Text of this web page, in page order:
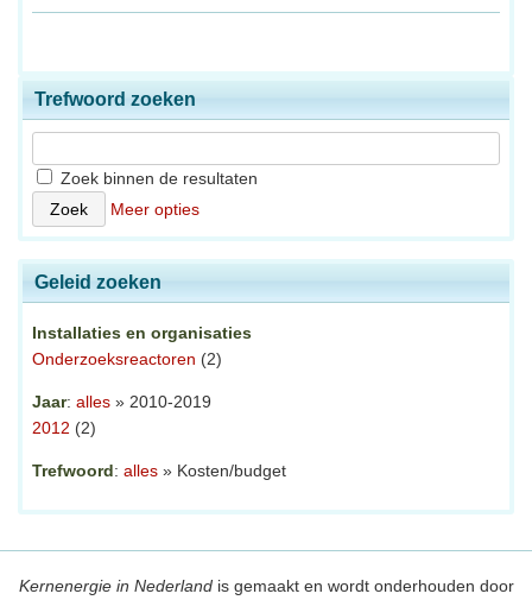
Trefwoord zoeken
Zoek binnen de resultaten
Meer opties
Geleid zoeken
Installaties en organisaties
Onderzoeksreactoren (2)
Jaar: alles » 2010-2019
2012 (2)
Trefwoord: alles » Kosten/budget
Kernenergie in Nederlandis gemaakt en wordt onderhouden door